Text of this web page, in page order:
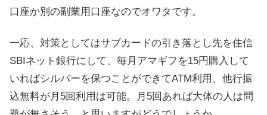
口座か別の副業用口座なのでオワタです。
一応、対策としてはサブカードの引き落とし先を住信
SBIネット銀行にして、毎月アマギフを15円購入して
いればシルバーを保つことができてATM利用、他行振
込無料が月5回利用は可能。月5回あれば大体の人は問